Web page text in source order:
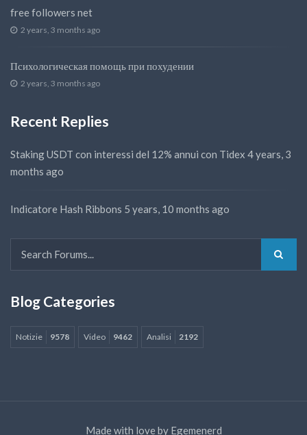
free followers net
2 years, 3 months ago
Психологическая помощь при похудении
2 years, 3 months ago
Recent Replies
Staking USDT con interessi del 12% annui con Tidex 4 years, 3
months ago
Indicatore Hash Ribbons 5 years, 10 months ago
Blog Categories
Notizie 9578 Video 9462 Analisi 2192
Made with love by Egemenerd